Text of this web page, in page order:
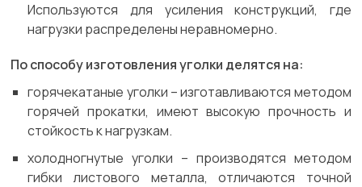
Используются для усиления конструкций, где
нагрузки распределены неравномерно.
По способу изготовления уголки делятся на:
горячекатаные уголки – изготавливаются методом
горячей прокатки, имеют высокую прочность и
стойкость к нагрузкам.
холодногнутые уголки – производятся методом
гибки листового металла, отличаются точной